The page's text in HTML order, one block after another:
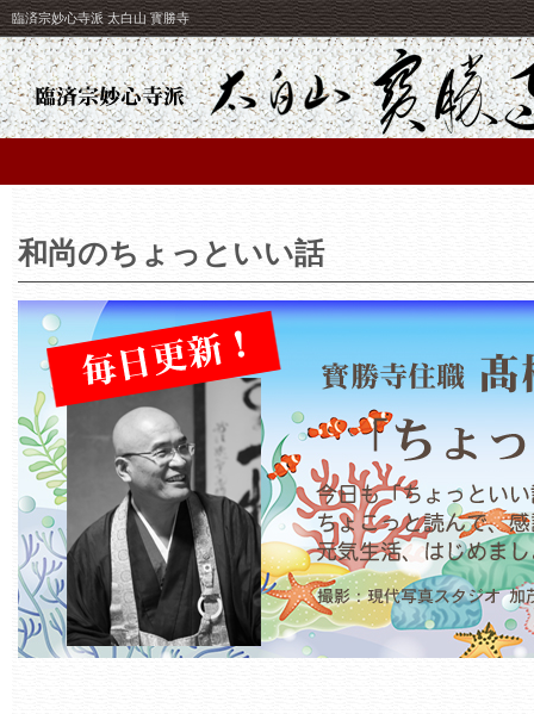
臨済宗妙心寺派 太白山 寳勝寺
和尚のちょっといい話